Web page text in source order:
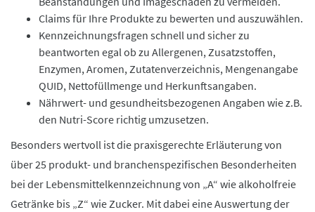
Claims für Ihre Produkte zu bewerten und auszuwählen.
Kennzeichnungsfragen schnell und sicher zu
beantworten egal ob zu Allergenen, Zusatzstoffen,
Enzymen, Aromen, Zutatenverzeichnis, Mengenangabe
QUID, Nettofüllmenge und Herkunftsangaben.
Nährwert- und gesundheitsbezogenen Angaben wie z.B.
den Nutri-Score richtig umzusetzen.
Besonders wertvoll ist die praxisgerechte Erläuterung von
über 25 produkt- und branchenspezifischen Besonderheiten
bei der Lebensmittelkennzeichnung von „A“ wie alkoholfreie
Getränke bis „Z“ wie Zucker. Mit dabei eine Auswertung der